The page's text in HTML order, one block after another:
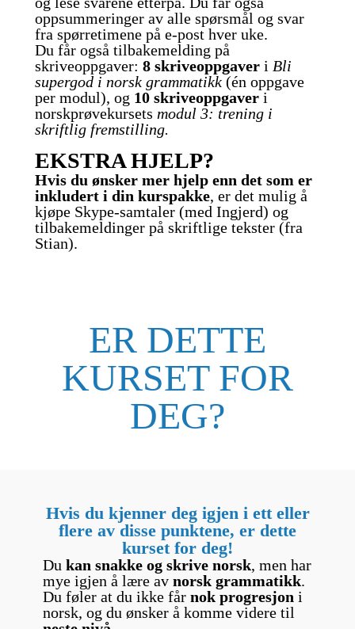
oppsummeringer av alle spørsmål og svar
fra spørretimene på e-post hver uke.
Du får også tilbakemelding på
skriveoppgaver: 8 skriveoppgaver i Bli
supergod i norsk grammatikk (én oppgave
per modul), og 10 skriveoppgaver i
norskprøvekursets modul 3: trening i
skriftlig fremstilling.
EKSTRA HJELP?
Hvis du ønsker mer hjelp enn det som er
inkludert i din kurspakke, er det mulig å
kjøpe Skype-samtaler (med Ingjerd) og
tilbakemeldinger på skriftlige tekster (fra
Stian).
ER DETTE
KURSET FOR
DEG?
Hvis du kjenner deg igjen i ett eller
flere av disse punktene, er dette
kurset for deg!
Du kan snakke og skrive norsk, men har
mye igjen å lære av norsk grammatikk.
Du føler at du ikke får nok progresjon i
norsk, og du ønsker å komme videre til